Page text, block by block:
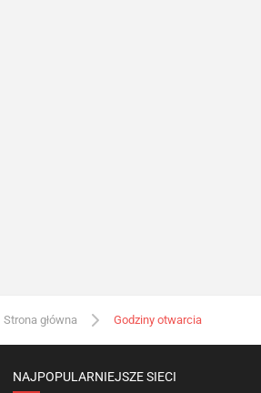
Strona główna Godziny otwarcia
NAJPOPULARNIEJSZE SIECI